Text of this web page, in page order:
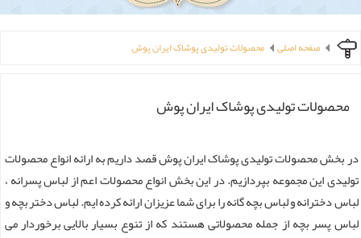
صفحه اصلی محصولات تولیدی پوشاک ایران پوش
محصولات تولیدی پوشاک ایران پوش
در بخش محصولات تولیدی پوشاک ایران پوش قصد داریم به ارائه انواع محصولات
تولیدی این مجموعه بپردازیم. در این بخش انواع محصولات اعم از لباس پسرانه ،
لباس دخترانه و لباس بچه گانه را برای شما عزیزان ارائه کرده ایم. لباس دختر بچه و
لباس پسر بچه از جمله محصولاتی هستند که از تنوع بسیار بالایی برخوردار می